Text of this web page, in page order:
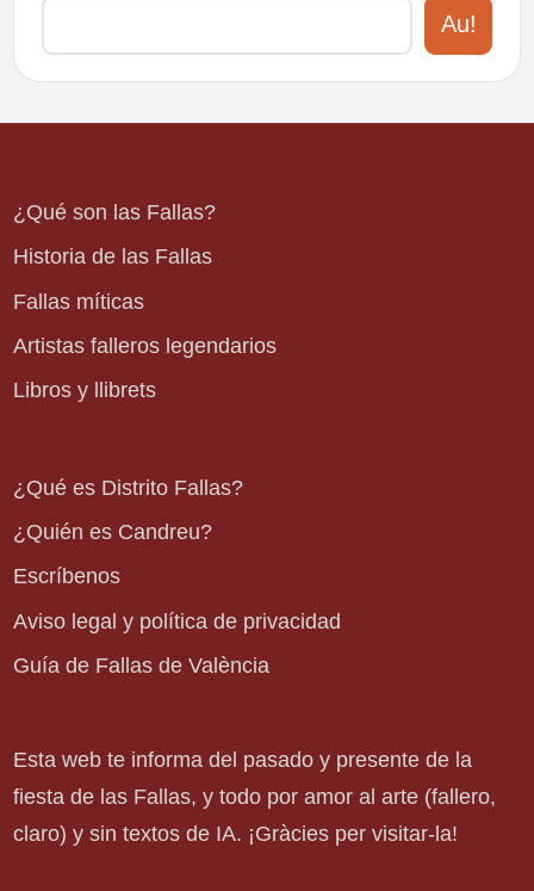
Au!
¿Qué son las Fallas?
Historia de las Fallas
Fallas míticas
Artistas falleros legendarios
Libros y llibrets
¿Qué es Distrito Fallas?
¿Quién es Candreu?
Escríbenos
Aviso legal y política de privacidad
Guía de Fallas de València
Esta web te informa del pasado y presente de la
fiesta de las Fallas, y todo por amor al arte (fallero,
claro) y sin textos de IA. ¡Gràcies per visitar-la!